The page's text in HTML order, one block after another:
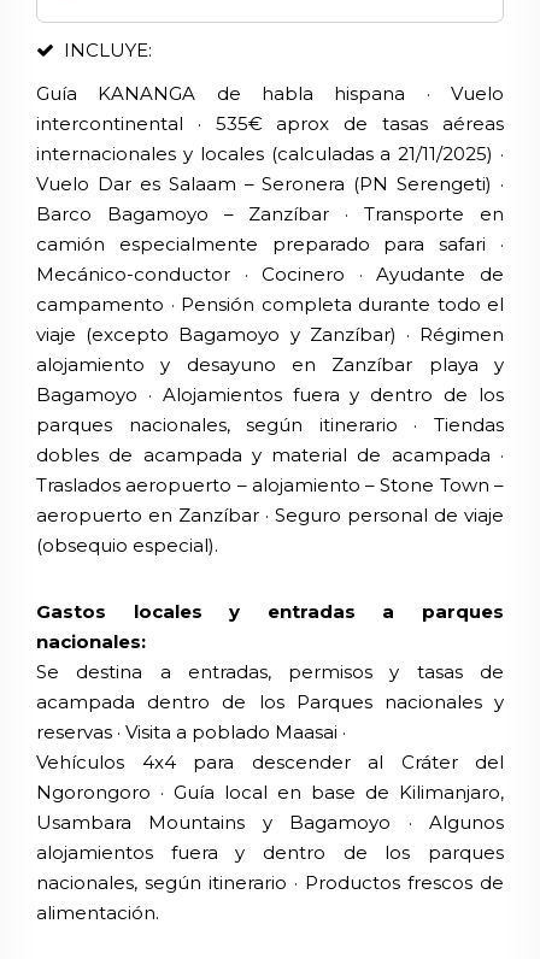
INCLUYE:
Guía KANANGA de habla hispana · Vuelo
intercontinental · 535€ aprox de tasas aéreas
internacionales y locales (calculadas a 21/11/2025) ·
Vuelo Dar es Salaam – Seronera (PN Serengeti) ·
Barco Bagamoyo – Zanzíbar · Transporte en
camión especialmente preparado para safari ·
Mecánico-conductor · Cocinero · Ayudante de
campamento · Pensión completa durante todo el
viaje (excepto Bagamoyo y Zanzíbar) · Régimen
alojamiento y desayuno en Zanzíbar playa y
Bagamoyo · Alojamientos fuera y dentro de los
parques nacionales, según itinerario · Tiendas
dobles de acampada y material de acampada ·
Traslados aeropuerto – alojamiento – Stone Town –
aeropuerto en Zanzíbar · Seguro personal de viaje
(obsequio especial).
Gastos locales y entradas a parques
nacionales:
Se destina a entradas, permisos y tasas de
acampada dentro de los Parques nacionales y
reservas · Visita a poblado Maasai ·
Vehículos 4x4 para descender al Cráter del
Ngorongoro · Guía local en base de Kilimanjaro,
Usambara Mountains y Bagamoyo · Algunos
alojamientos fuera y dentro de los parques
nacionales, según itinerario · Productos frescos de
alimentación.